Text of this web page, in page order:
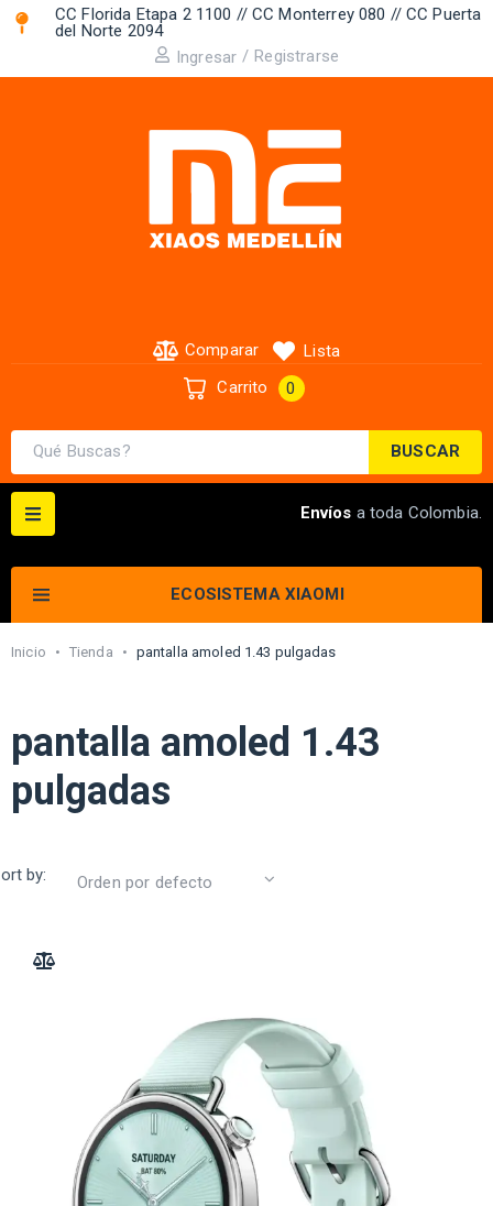
CC Florida Etapa 2 1100 // CC Monterrey 080 // CC Puerta
del Norte 2094 ​
Ingresar / Registrarse
BUSCAR
Comparar
Lista
Carrito
0
ECOSISTEMA XIAOMI
Envíos a toda Colombia.
Inicio • Tienda • pantalla amoled 1.43 pulgadas
pantalla amoled 1.43
pulgadas
by: